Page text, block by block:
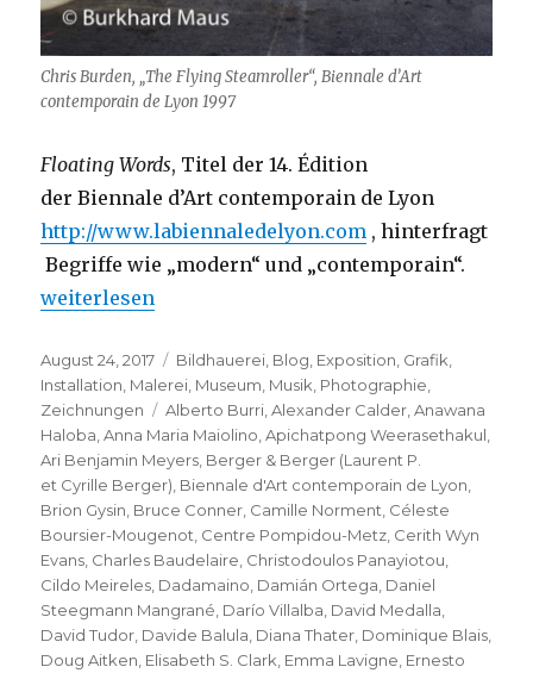
Chris Burden, „The Flying Steamroller“, Biennale d’Art
contemporain de Lyon 1997
Floating Words, Titel der 14. Édition
der Biennale d’Art contemporain de Lyon
http://www.labiennaledelyon.com , hinterfragt
Begriffe wie „modern“ und „contemporain“.
„Biennale de Lyon 2017: ….. Floating Words“
weiterlesen
Veröffentlicht
am
August 24, 2017 Kategorien
Bildhauerei Blog Exposition Grafik
Installation Malerei Museum Musik Photographie
Zeichnungen
Schlagwörter
Alberto Burri ,Alexander Calder ,Anawana
Haloba ,Anna Maria Maiolino ,Apichatpong Weerasethakul
Ari Benjamin Meyers Berger & Berger (Laurent P.
et Cyrille Berger) Biennale d'Art contemporain de Lyon
Brion Gysin Bruce Conner Camille Norment Céleste
Boursier-Mougenot Centre Pompidou-Metz Cerith Wyn
Evans Charles Baudelaire Christodoulos Panayiotou
Cildo Meireles Dadamaino Damián Ortega Daniel
Steegmann Mangrané Darío Villalba David Medalla
David Tudor Davide Balula Diana Thater Dominique Blais
Doug Aitken Elisabeth S. Clark Emma Lavigne Ernesto